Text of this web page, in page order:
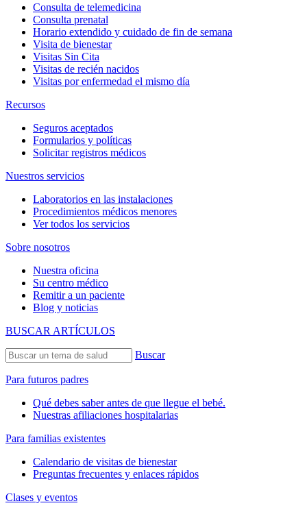
Consulta de telemedicina
Consulta prenatal
Horario extendido y cuidado de fin de semana
Visita de bienestar
Visitas Sin Cita
Visitas de recién nacidos
Visitas por enfermedad el mismo día
Recursos
Seguros aceptados
Formularios y políticas
Solicitar registros médicos
Nuestros servicios
Laboratorios en las instalaciones
Procedimientos médicos menores
Ver todos los servicios
Sobre nosotros
Nuestra oficina
Su centro médico
Remitir a un paciente
Blog y noticias
BUSCAR ARTÍCULOS
Buscar
Para futuros padres
Qué debes saber antes de que llegue el bebé.
Nuestras afiliaciones hospitalarias
Para familias existentes
Calendario de visitas de bienestar
Preguntas frecuentes y enlaces rápidos
Clases y eventos